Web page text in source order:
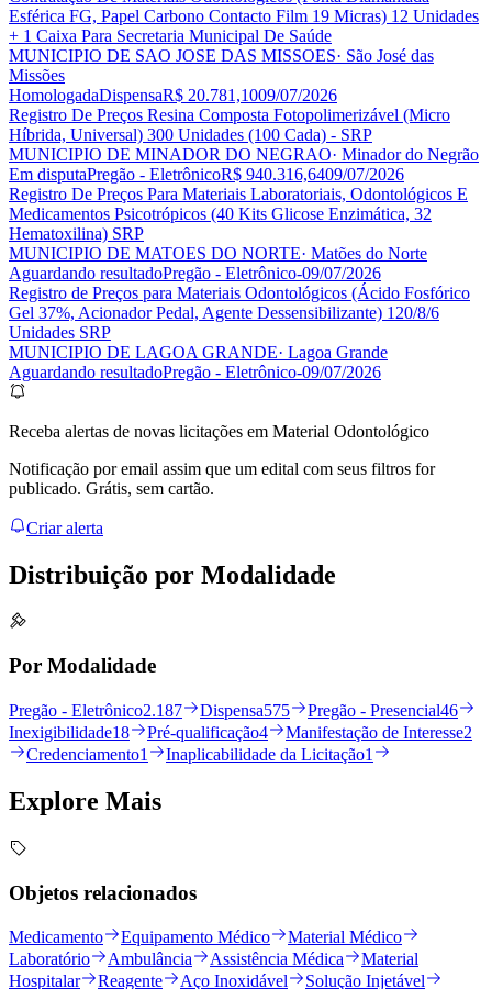
Esférica FG, Papel Carbono Contacto Film 19 Micras) 12 Unidades
+ 1 Caixa Para Secretaria Municipal De Saúde
MUNICIPIO DE SAO JOSE DAS MISSOES· São José das
Missões
HomologadaDispensaR$ 20.781,1009/07/2026
Registro De Preços Resina Composta Fotopolimerizável (Micro
Híbrida, Universal) 300 Unidades (100 Cada) - SRP
MUNICIPIO DE MINADOR DO NEGRAO· Minador do Negrão
Em disputaPregão - EletrônicoR$ 940.316,6409/07/2026
Registro De Preços Para Materiais Laboratoriais, Odontológicos E
Medicamentos Psicotrópicos (40 Kits Glicose Enzimática, 32
Hematoxilina) SRP
MUNICIPIO DE MATOES DO NORTE· Matões do Norte
Aguardando resultadoPregão - Eletrônico-09/07/2026
Registro de Preços para Materiais Odontológicos (Ácido Fosfórico
Gel 37%, Acionador Pedal, Agente Dessensibilizante) 120/8/6
Unidades SRP
MUNICIPIO DE LAGOA GRANDE· Lagoa Grande
Aguardando resultadoPregão - Eletrônico-09/07/2026
Receba alertas de novas licitações em Material Odontológico
Notificação por email assim que um edital com seus filtros for
publicado. Grátis, sem cartão.
Criar alerta
Distribuição por Modalidade
Por Modalidade
Pregão - Eletrônico2.187 Dispensa575 Pregão - Presencial46
Inexigibilidade18 Pré-qualificação4 Manifestação de Interesse2
Credenciamento1 Inaplicabilidade da Licitação1
Explore Mais
Objetos relacionados
Medicamento Equipamento Médico
Material Médico
Laboratório
Ambulância Assistência Médica
Material
Hospitalar
Reagente Aço Inoxidável Solução Injetável